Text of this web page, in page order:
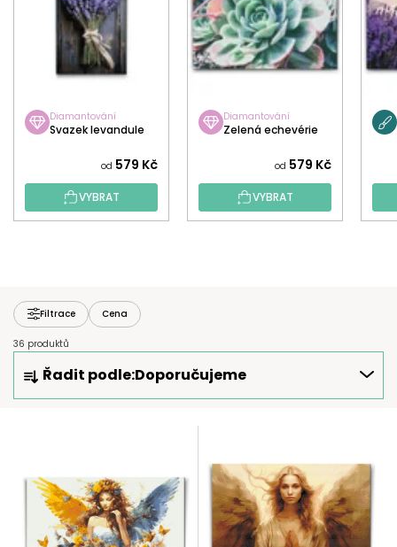
Diamantování
Svazek levandule
od 579 Kč
VYBRAT
Diamantování
Zelená echevérie
od 579 Kč
VYBRAT
Filtrace Cena
36 produktů
Z
Řadit podle:Doporučujeme